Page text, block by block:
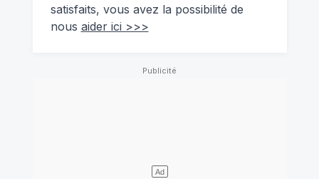
satisfaits, vous avez la possibilité de
nous aider ici >>>